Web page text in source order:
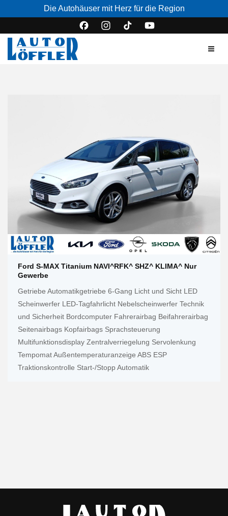
Die Autohäuser mit Herz für die Region
Ford S-MAX Titanium NAVI^RFK^ SHZ^ KLIMA^ Nur
Gewerbe
Getriebe Automatikgetriebe 6-Gang Licht und Sicht LED
Scheinwerfer LED-Tagfahrlicht Nebelscheinwerfer Technik
und Sicherheit Bordcomputer Fahrerairbag Beifahrerairbag
Seitenairbags Kopfairbags Sprachsteuerung
Multifunktionsdisplay Zentralverriegelung Servolenkung
Tempomat Außentemperaturanzeige ABS ESP
Traktionskontrolle Start-/Stopp Automatik